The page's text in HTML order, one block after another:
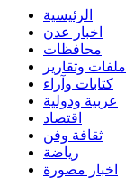
الرئيسية
اخبار عدن
محافظات
ملفات وتقارير
كتابات وآراء
عربية ودولية
اقتصاد
ثقافة وفن
رياضة
اخبار مصورة